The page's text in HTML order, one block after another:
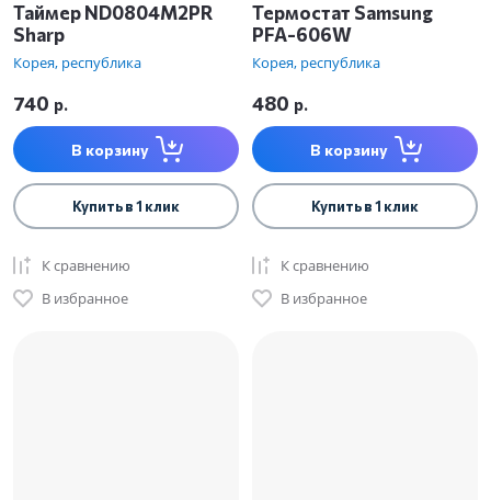
Таймер ND0804M2PR
Sharp
Корея, республика
740 р.
В корзину
Купить в 1 клик
К сравнению
В избранное
Термостат Samsung
PFA-606W
Корея, республика
480 р.
В корзину
Купить в 1 клик
К сравнению
В избранное